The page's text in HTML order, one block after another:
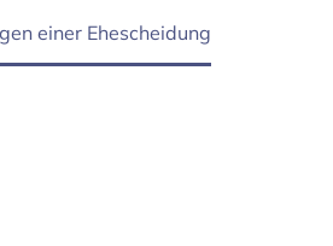
einer Eheschei­dung